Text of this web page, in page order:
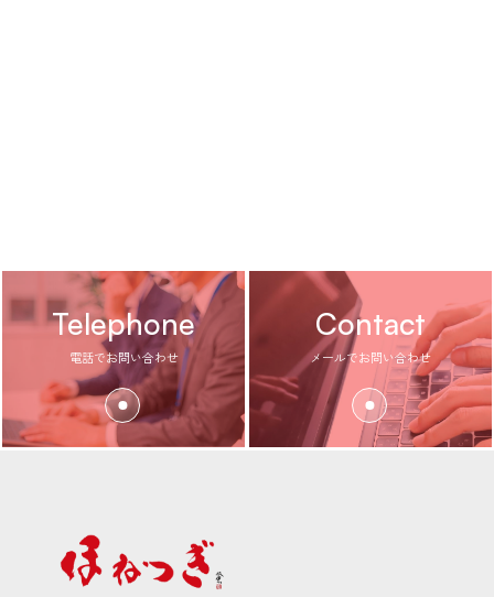
Telephone
電話でお問い合わせ
Contact
メールでお問い合わせ